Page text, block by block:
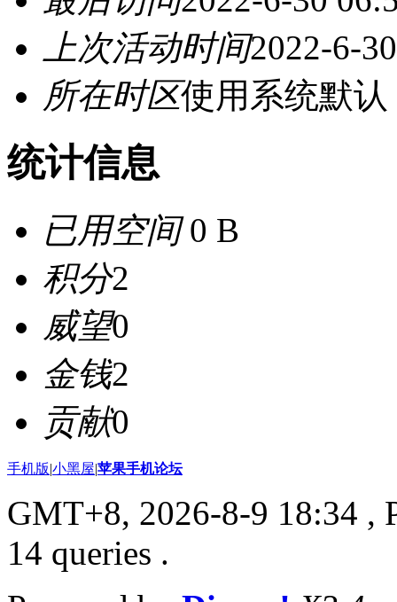
上次活动时间2022-6-
所在时区使用系统默认
统计信息
已用空间0 B
积分2
威望0
金钱2
贡献0
手机版|小黑屋|苹果手机论坛
GMT+8, 2026-8-9 18:34 ,
14 queries .